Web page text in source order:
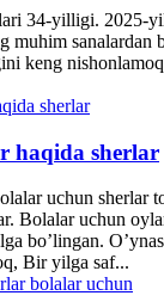
34-yilligi. 2025-
muhim
keng
haqida sherlar
uchun sherlar
Bolalar uchun
bo’lingan.
Bir yilga saf...